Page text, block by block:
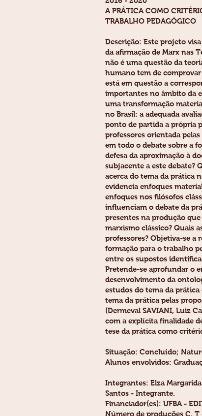
A PRÁTICA COMO
TRABALHO PEDAGÓGICO
Descrição: Este projeto
da afirmação de Marx nas
não é uma questão da
humano tem de comprovar
está em questão a
importantes no âmbito da
uma transformação
no Brasil: a adequada
ponto de partida a própria
professores orientada
em todo o debate sobre a
defesa da aproximação à
subjacente a este debate?
acerca do tema da prática
evidencia enfoques
enfoques nos filósofos
influenciam o debate da
presentes na produção
marxismo clássico? Quais
professores? Objetiva-se a
formação para o trabalho
entre os supostos
Pretende-se aprofundar o
desenvolvimento da
estudos do tema da
tema da prática pelas
(Dermeval SAVIANI, Luiz
com a explícita finalidade
tese da prática como
Situação: Concluído;
Alunos envolvidos:
Integrantes: Elza
Santos - Integrante.
Financiador(es): UFBA -
Número de produções C, T